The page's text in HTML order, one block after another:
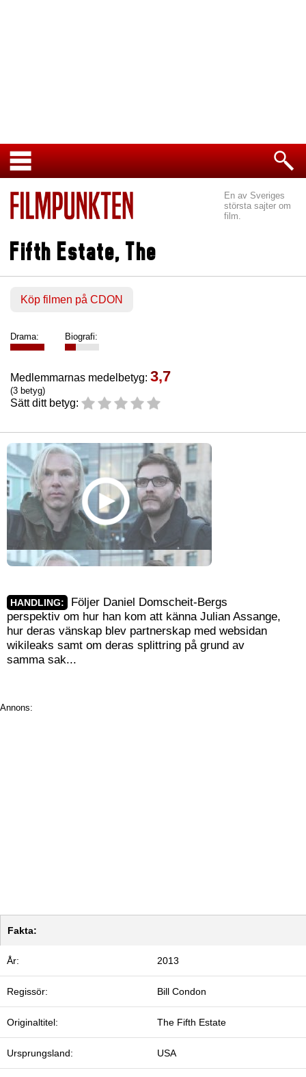
En av Sveriges
största sajter om
film.
Fifth Estate, The
Köp filmen på CDON
Drama: Biografi:
Medlemmarnas medelbetyg: 3,7
(3 betyg)
Sätt ditt betyg:
HANDLING:
Följer Daniel Domscheit-Bergs
perspektiv om hur han kom att känna Julian Assange,
hur deras vänskap blev partnerskap med websidan
wikileaks samt om deras splittring på grund av
samma sak...
Annons:
Fakta:
År: 2013
Regissör: Bill Condon
Originaltitel: The Fifth Estate
Ursprungsland: USA